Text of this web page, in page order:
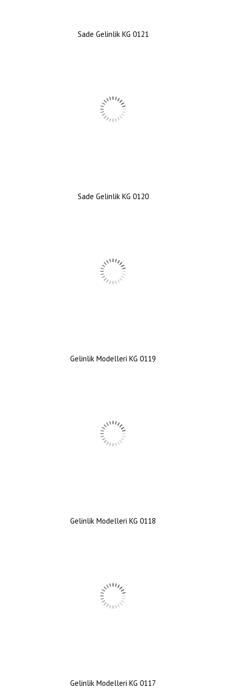
Sade Gelinlik KG 0121
Sade Gelinlik KG 0120
Gelinlik Modelleri KG 0119
Gelinlik Modelleri KG 0118
Gelinlik Modelleri KG 0117